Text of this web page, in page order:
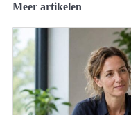
Meer artikelen